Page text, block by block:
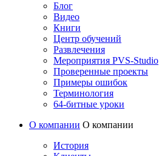
Блог
Видео
Книги
Центр обучений
Развлечения
Мероприятия PVS-Studio
Проверенные проекты
Примеры ошибок
Терминология
64-битные уроки
О компании О компании
История